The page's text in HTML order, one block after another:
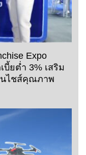
Expo
ยต่ำ 3% เสริม
นไชส์คุณภาพ